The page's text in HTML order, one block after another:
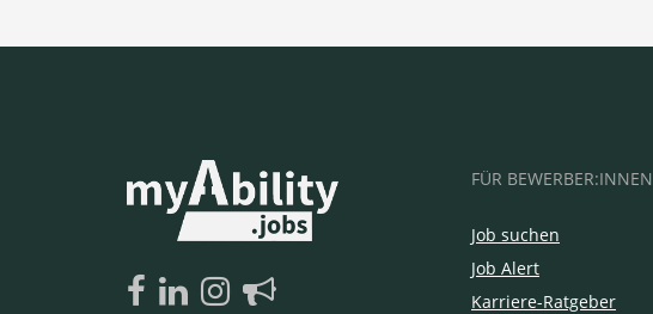
FÜR BEWERBER:INNEN
Job suchen
Job Alert
Karriere-Ratgeber